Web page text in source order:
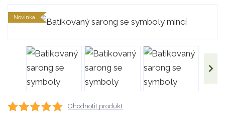
Novinka
Ohodnotit produkt